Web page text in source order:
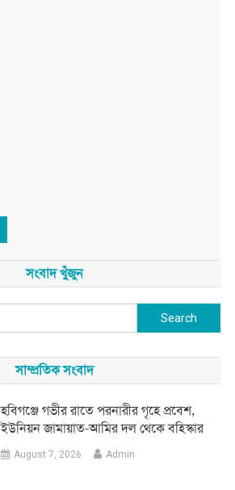
সংবাদ খুঁজুন
Search
সাম্প্রতিক সংবাদ
হবিগঞ্জে গভীর রাতে পরনারীর গৃহে প্রবেশ,
ইউনিয়ন জামায়াত-আমির দল থেকে বহিস্কার
August 7, 2026 Admin